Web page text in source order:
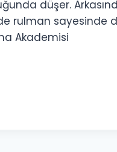
düşer.
rulman sayesinde
Akademisi